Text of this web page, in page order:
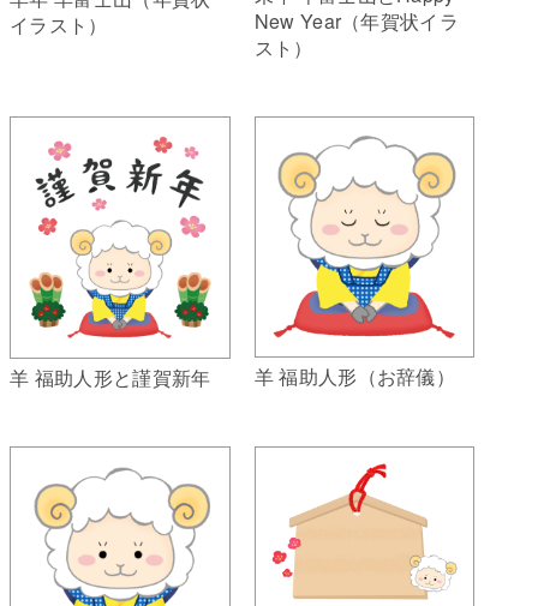
イラスト）
New Year（年賀状イラ
スト）
羊 福助人形と謹賀新年 羊 福助人形（お辞儀）